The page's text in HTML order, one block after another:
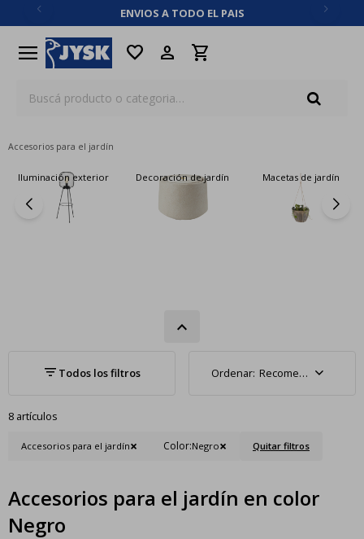
ENVIOS A TODO EL PAIS
menu favorite
Accesorios para el jardín
Iluminación exterior Decoración de jardín Macetas de jardín
Recomendados
8 artículos
Accesorios para el jardín Color:Negro Quitar filtros
Accesorios para el jardín en color
Negro
close